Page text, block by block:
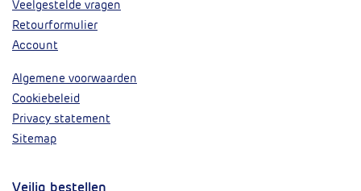
Veelgestelde vragen
Retourformulier
Account
Algemene voorwaarden
Cookiebeleid
Privacy statement
Sitemap